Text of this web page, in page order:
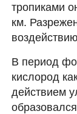
тропиками
км.
В период
кислород
действием